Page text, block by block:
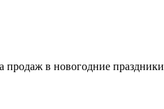
продаж в новогодние праздники